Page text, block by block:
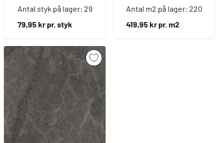
Antal styk på lager: 29
79,95 kr pr. styk
Antal m2 på lager: 220
419,95 kr pr. m2